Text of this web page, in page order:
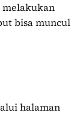
bisa muncul
halaman